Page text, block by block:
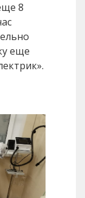
8
еще